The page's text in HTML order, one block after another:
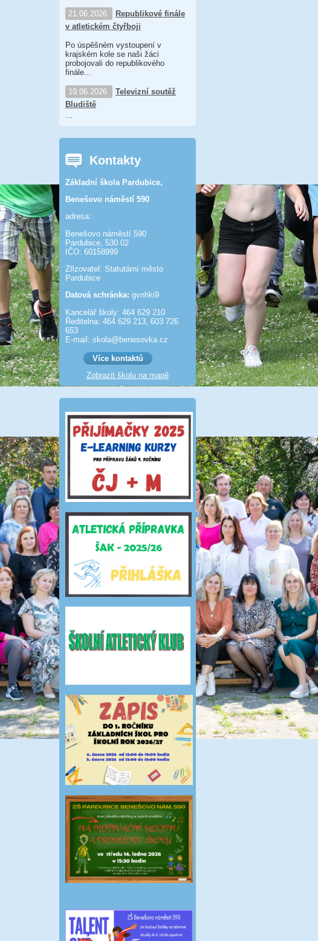
21.06.2026
Republikové finále
v atletickém čtyřboji
Po úspěšném vystoupení v
krajském kole se naši žáci
probojovali do republikového
finále...
19.06.2026
Televizní soutěž
Bludiště
Kontakty
Základní škola Pardubice,
Benešovo náměstí 590
adresa:
Benešovo náměstí 590
Pardubice, 530 02
IČO: 60158999
Zřizovatel: Statutární město
Pardubice
Datová schránka: gvnhki9
Kancelář školy: 464 629 210
Ředitelna: 464 629 213, 603 726
653
E-mail: skola@benesov­ka.cz
Více kontaktů
Zobrazit školu na mapě